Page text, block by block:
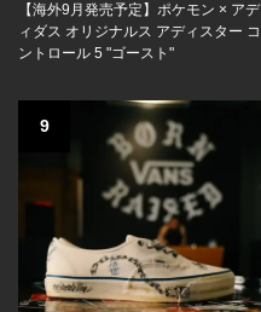
【海外9月発売予定】ポケモン × アデ
ィダス オリジナルス アディスター コ
ントロール 5 "ゴースト"
9